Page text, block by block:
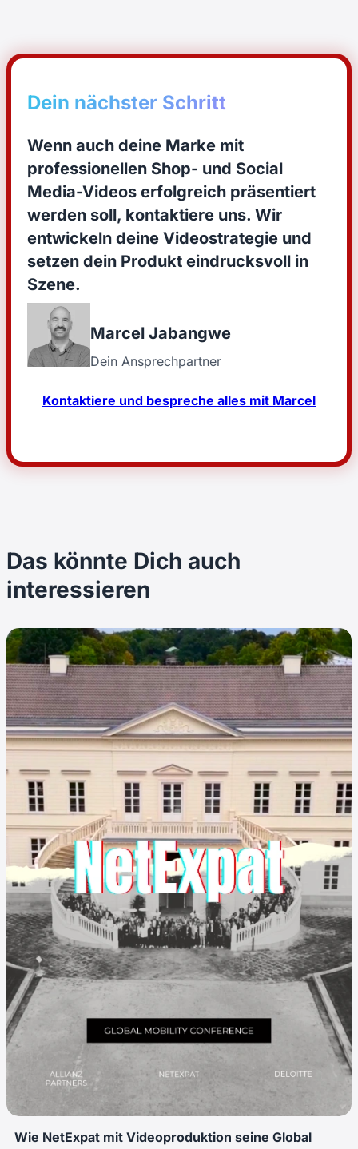
Dein nächster Schritt
Wenn auch deine Marke mit
professionellen Shop- und Social
Media-Videos erfolgreich präsentiert
werden soll, kontaktiere uns. Wir
entwickeln deine Videostrategie und
setzen dein Produkt eindrucksvoll in
Szene.
Marcel Jabangwe
Dein Ansprechpartner
Kontaktiere und bespreche alles mit Marcel
Das könnte Dich auch
interessieren
Wie NetExpat mit Videoproduktion seine Global